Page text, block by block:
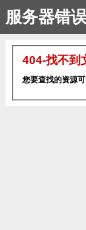
服务器错
404-找不到
您要查找的资源